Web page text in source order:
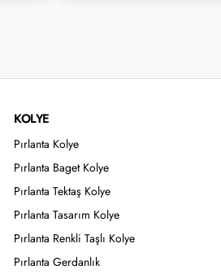
KOLYE
Pırlanta Kolye
Pırlanta Baget Kolye
Pırlanta Tektaş Kolye
Pırlanta Tasarım Kolye
Pırlanta Renkli Taşlı Kolye
Pırlanta Gerdanlık